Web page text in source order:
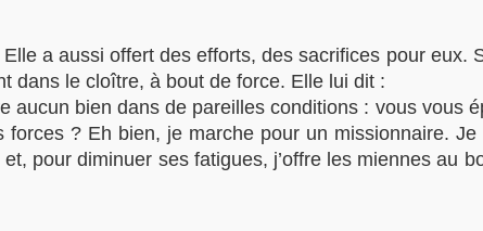
a aussi offert des efforts, des sacrifices pour eux.
dans le cloître, à bout de force. Elle lui dit :
bien dans de pareilles conditions : vous vous
? Eh bien, je marche pour un missionnaire.
pour diminuer ses fatigues, j’offre les miennes au